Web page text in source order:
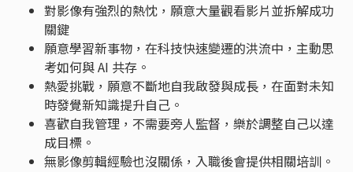
對影像有強烈的熱忱，願意大量觀看影片並拆解成功
關鍵
願意學習新事物，在科技快速變遷的洪流中，主動思
考如何與 AI 共存。
熱愛挑戰，願意不斷地自我啟發與成長，在面對未知
時發覺新知識提升自己。
喜歡自我管理，不需要旁人監督，樂於調整自己以達
成目標。
無影像剪輯經驗也沒關係，入職後會提供相關培訓。